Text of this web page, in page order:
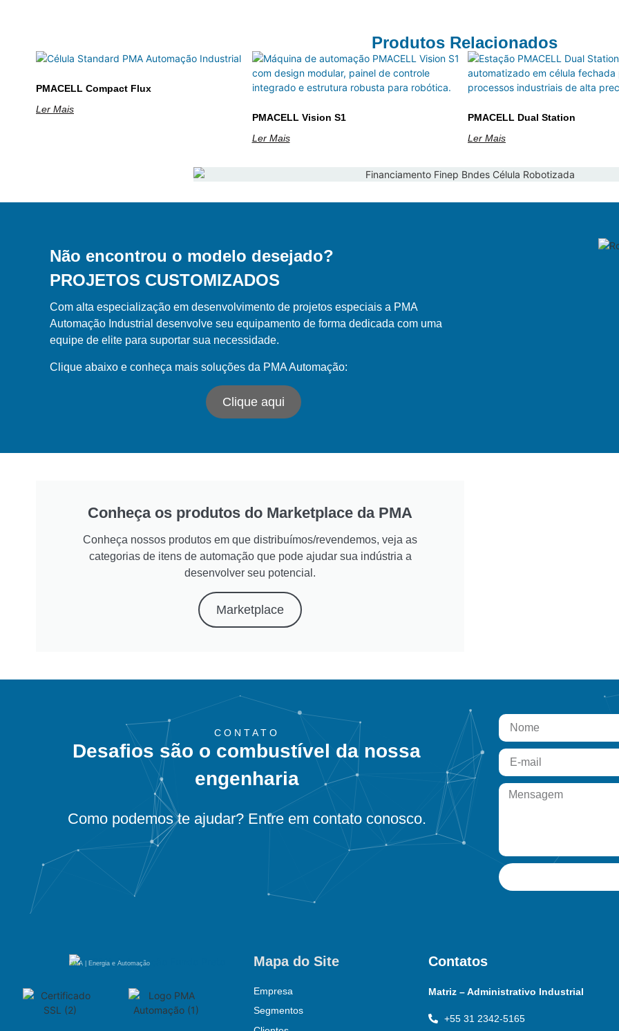
Produtos Relacionados
PMACELL Compact Flux
Ler Mais
PMACELL Vision S1
Ler Mais
PMACELL Dual Station
Ler Mais
Não encontrou o modelo desejado?
PROJETOS CUSTOMIZADOS
Com alta especialização em desenvolvimento de projetos especiais a PMA
Automação Industrial desenvolve seu equipamento de forma dedicada com uma
equipe de elite para suportar sua necessidade.
Clique abaixo e conheça mais soluções da PMA Automação:
Clique aqui
Conheça os produtos do Marketplace da PMA
Conheça nossos produtos em que distribuímos/revendemos, veja as
categorias de itens de automação que pode ajudar sua indústria a
desenvolver seu potencial.
Marketplace
CONTATO
Desafios são o combustível da nossa
engenharia
Como podemos te ajudar? Entre em contato conosco.
PMA | Energia e Automação Mapa do Site
Empresa
Segmentos
Contatos
Matriz – Administrativo Industrial
+55 31 2342-5165